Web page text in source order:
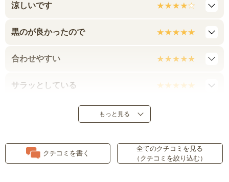
涼しいです
黒のが良かったので
合わせやすい
サラッとしている
着心地がとても良い
もっと見る
クチコミを書く
全てのクチコミを見る
（クチコミを絞り込む）